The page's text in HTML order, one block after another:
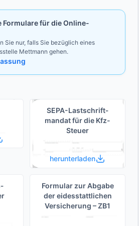
Formulare für die Online-
Sie nur, falls Sie bezüglich eines
Mettmann gehen.
SEPA-Lastschrift­
mandat für die Kfz-
Steuer
herunterladen
Formular zur Abgabe
der eides­stattlichen
Versicherung – ZB1